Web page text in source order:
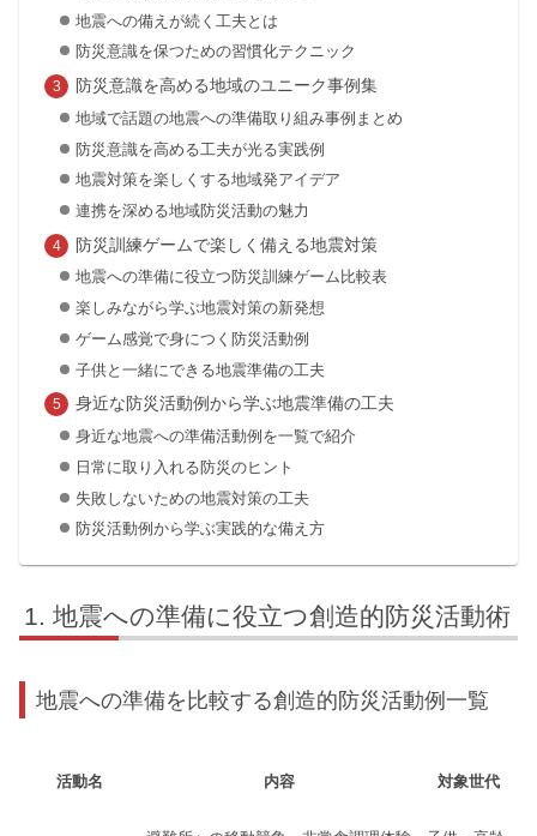
地震への備えが続く工夫とは
防災意識を保つための習慣化テクニック
防災意識を高める地域のユニーク事例集
地域で話題の地震への準備取り組み事例まとめ
防災意識を高める工夫が光る実践例
地震対策を楽しくする地域発アイデア
連携を深める地域防災活動の魅力
防災訓練ゲームで楽しく備える地震対策
地震への準備に役立つ防災訓練ゲーム比較表
楽しみながら学ぶ地震対策の新発想
ゲーム感覚で身につく防災活動例
子供と一緒にできる地震準備の工夫
身近な防災活動例から学ぶ地震準備の工夫
身近な地震への準備活動例を一覧で紹介
日常に取り入れる防災のヒント
失敗しないための地震対策の工夫
防災活動例から学ぶ実践的な備え方
地震への準備に役立つ創造的防災活動術
地震への準備を比較する創造的防災活動例一覧
活動名 内容 対象世代